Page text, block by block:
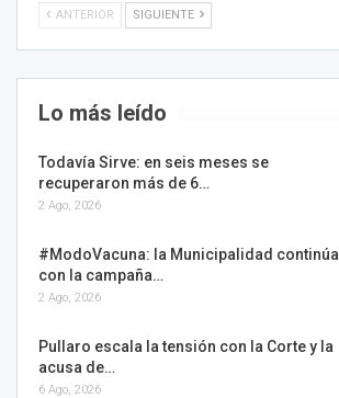
ANTERIOR SIGUIENTE
Lo más leído
Todavía Sirve: en seis meses se
recuperaron más de 6…
2 Ago, 2026
#ModoVacuna: la Municipalidad continúa
con la campaña…
2 Ago, 2026
Pullaro escala la tensión con la Corte y la
acusa de…
6 Ago, 2026